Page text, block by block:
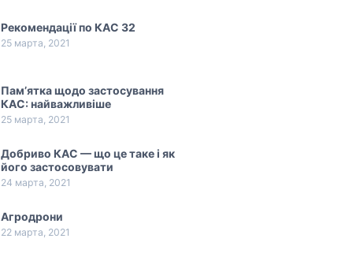
Рекомендації по КАС 32
25 марта, 2021
Пам’ятка щодо застосування
КАС: найважливіше
25 марта, 2021
Добриво КАС — що це таке і як
його застосовувати
24 марта, 2021
Агродрони
22 марта, 2021